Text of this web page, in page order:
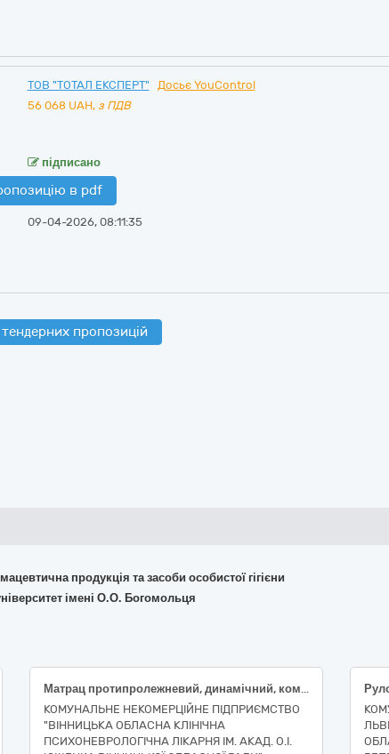
ТОВ "ТОТАЛ ЕКСПЕРТ"
Досьє YouControl
56 068 UAH, з ПДВ
підписано
в pdf
09-04-2026, 08:11:35
пропозицій
продукція та засоби особистої гігієни
імені О.О. Богомольця
Матрац протипролежневий, динамічний, комірковий, ПВХ, навантаження: до 120 кг, зміна циклу: 8-10 хв, висота: 7 см, компресор: 70-120 мм рт. ст, розмір: 200х90 см (Код НК 024:2023 – 47478 Протипролежнева система з надувним матрацом з регульованим тиском; код НК 031:2024 - V080701 Активні протипролежневі медичні матраци)
КОМУНАЛЬНЕ НЕКОМЕРЦІЙНЕ ПІДПРИЄМСТВО
"ВІННИЦЬКА ОБЛАСНА КЛІНІЧНА
ПСИХОНЕВРОЛОГІЧНА ЛІКАРНЯ ІМ. АКАД. О.І.